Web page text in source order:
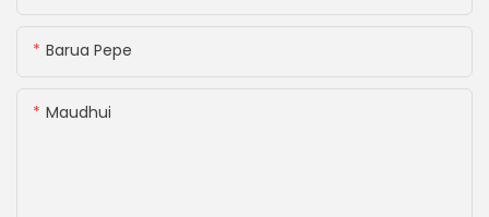
Barua Pepe
Maudhui